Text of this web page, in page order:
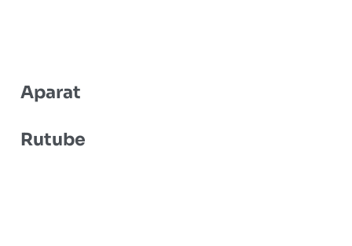
Aparat
Rutube